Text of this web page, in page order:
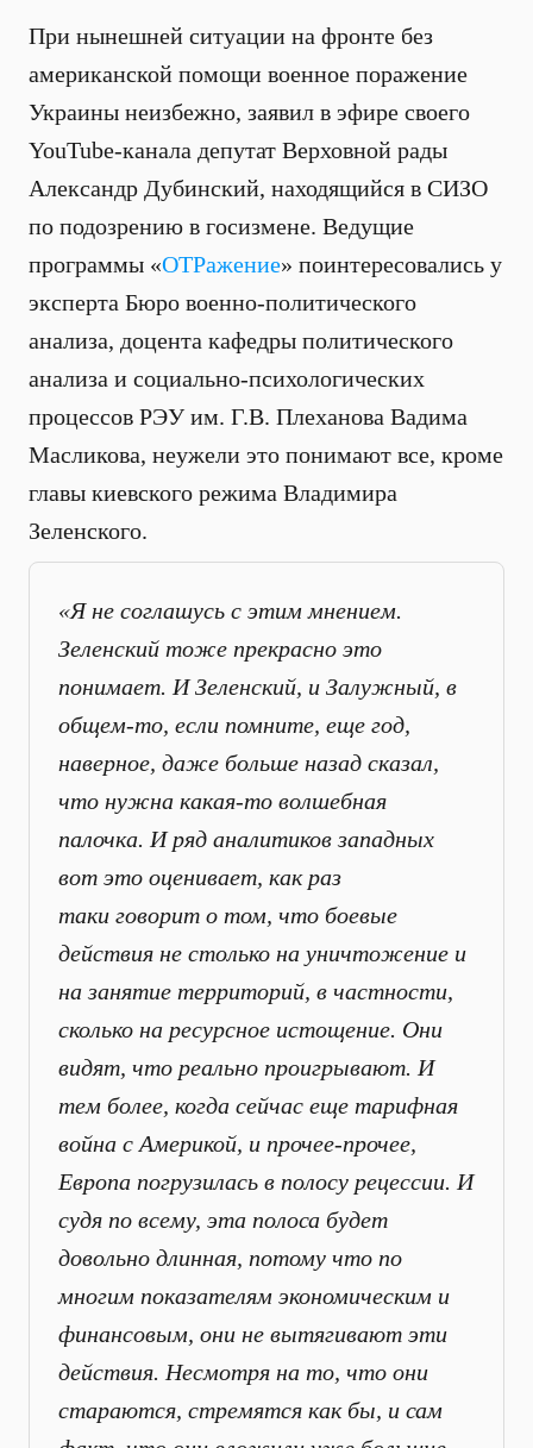
При нынешней ситуации на фронте без
американской помощи военное поражение
Украины неизбежно, заявил в эфире своего
YouTube-канала депутат Верховной рады
Александр Дубинский, находящийся в СИЗО
по подозрению в госизмене. Ведущие
программы «ОТРажение» поинтересовались у
эксперта Бюро военно-политического
анализа, доцента кафедры политического
анализа и социально-психологических
процессов РЭУ им. Г.В. Плеханова Вадима
Масликова, неужели это понимают все, кроме
главы киевского режима Владимира
Зеленского.
«Я не соглашусь с этим мнением.
Зеленский тоже прекрасно это
понимает. И Зеленский, и Залужный, в
общем-то, если помните, еще год,
наверное, даже больше назад сказал,
что нужна какая-то волшебная
палочка. И ряд аналитиков западных
вот это оценивает, как раз
таки говорит о том, что боевые
действия не столько на уничтожение и
на занятие территорий, в частности,
сколько на ресурсное истощение. Они
видят, что реально проигрывают. И
тем более, когда сейчас еще тарифная
война с Америкой, и прочее-прочее,
Европа погрузилась в полосу рецессии. И
судя по всему, эта полоса будет
довольно длинная, потому что по
многим показателям экономическим и
финансовым, они не вытягивают эти
действия. Несмотря на то, что они
стараются, стремятся как бы, и сам